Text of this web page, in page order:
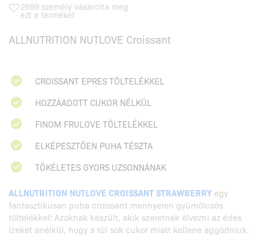
2699 személy vásárolta meg
ezt a terméket
ALLNUTRITION NUTLOVE Croissant
CROISSANT EPRES TÖLTELÉKKEL
HOZZÁADOTT CUKOR NÉLKÜL
FINOM FRULOVE TÖLTELÉKKEL
ELKÉPESZTŐEN PUHA TÉSZTA
TÖKÉLETES GYORS UZSONNÁNAK
ALLNUTRITION NUTLOVE CROISSANT STRAWBERRY egy
fantasztikusan puha croissant mennyeien gyümölcsös
töltelékkel! Azoknak készült, akik szeretnék élvezni az édes
ízeket anélkül, hogy a túl sok cukor miatt kellene aggódniuk.